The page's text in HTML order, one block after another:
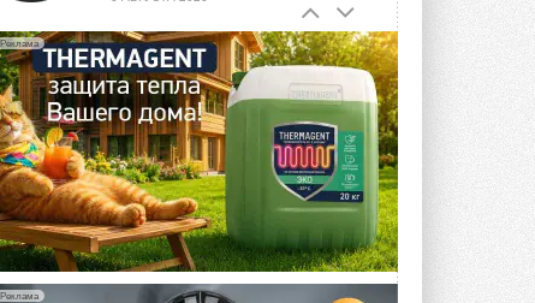
Учёные ЮУрГУ создали
каскадную установку,
объединяющую солнечную и
геотермальную энергию
Природосберегающие технологии ...
6 АВГУСТА 2026
Для Арктики создали
технологию защиты
ветрогенераторов от аварий
Разработка учитывает влияние
мерзлоты, обледенения и снеговых ...
6 АВГУСТА 2026
Реклама
Реклама